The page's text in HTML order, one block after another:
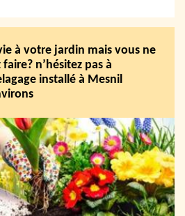
à votre jardin mais vous ne
n’hésitez pas à
installé à Mesnil